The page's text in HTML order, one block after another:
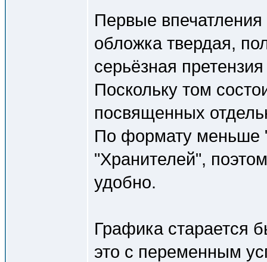
Первые
обложка твердая,
серьёзная
Поскольку том
посвященных
По формату меньше
"Хранителей",
удобно.
Графика старается
это с переменным